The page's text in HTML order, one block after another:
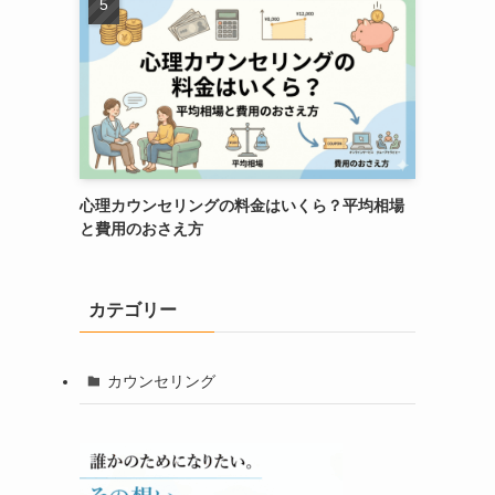
心理カウンセリングの料金はいくら？平均相場
と費用のおさえ方
カテゴリー
カウンセリング